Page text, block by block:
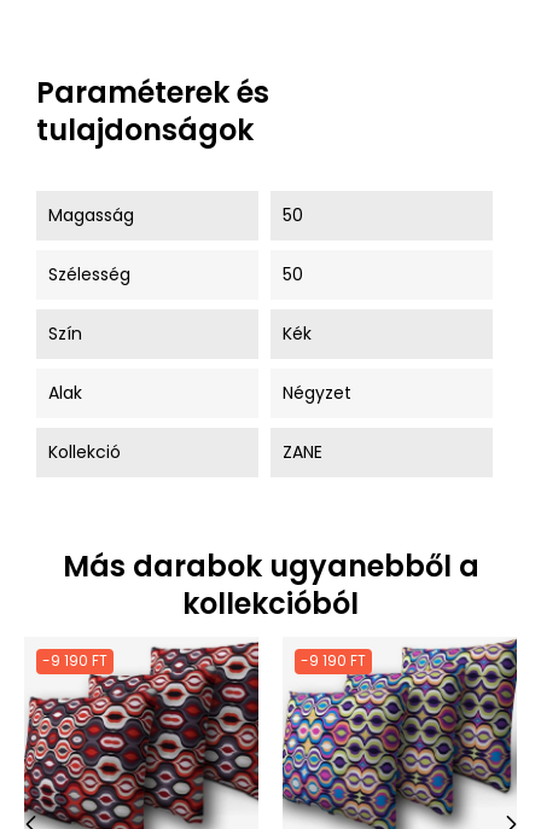
Paraméterek és
tulajdonságok
Magasság 50
Szélesség 50
Szín Kék
Alak Négyzet
Kollekció ZANE
Más darabok ugyanebből a
kollekcióból
-9 190 FT -9 190 FT